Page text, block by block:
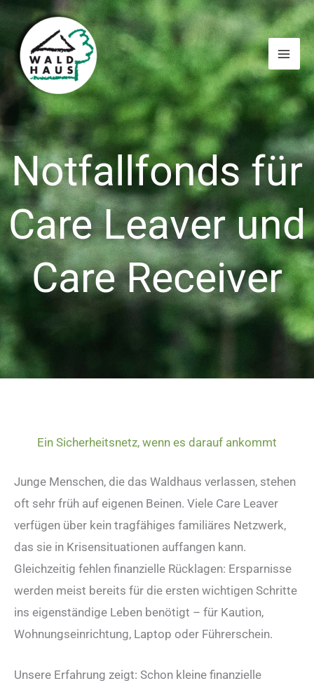
Zum
Inhalt
springen
Notfallfonds für
Care Leaver und
Care Receiver
Ein Sicherheitsnetz, wenn es darauf ankommt
Junge Menschen, die das Waldhaus verlassen, stehen
oft sehr früh auf eigenen Beinen. Viele Care Leaver
verfügen über kein tragfähiges familiäres Netzwerk,
das sie in Krisensituationen auffangen kann.
Gleichzeitig fehlen finanzielle Rücklagen: Ersparnisse
werden meist bereits für die ersten wichtigen Schritte
ins eigenständige Leben benötigt – für Kaution,
Wohnungseinrichtung, Laptop oder Führerschein.
Unsere Erfahrung zeigt: Schon kleine finanzielle